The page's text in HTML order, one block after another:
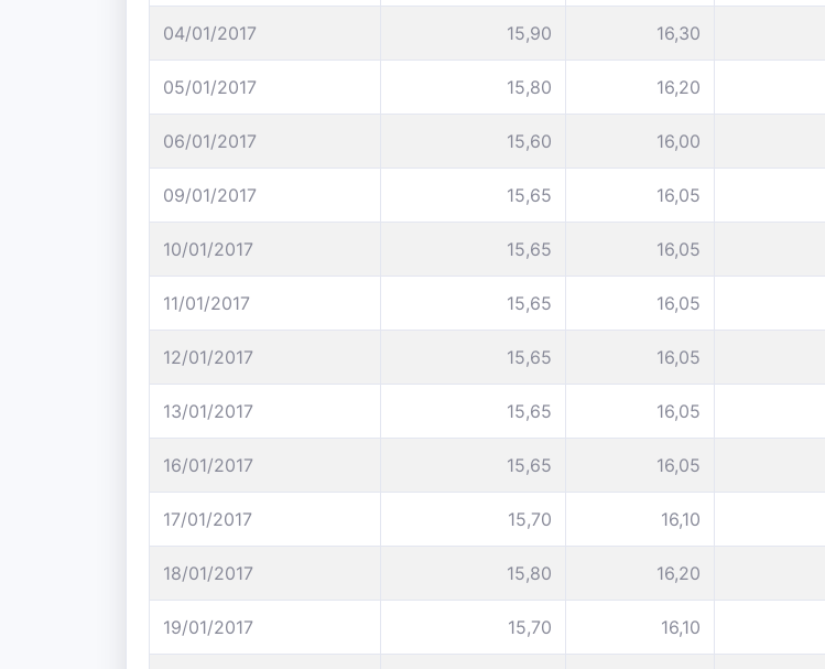
04/01/2017 15,90 16,30
05/01/2017 15,80 16,20
06/01/2017 15,60 16,00
09/01/2017 15,65 16,05
10/01/2017 15,65 16,05
11/01/2017 15,65 16,05
12/01/2017 15,65 16,05
13/01/2017 15,65 16,05
16/01/2017 15,65 16,05
17/01/2017 15,70 16,10
18/01/2017 15,80 16,20
19/01/2017 15,70 16,10